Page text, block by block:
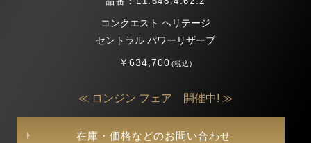
コンクエスト ヘリテージ
セントラル パワーリザーブ
￥634,700(税込)
≪ ロンジン フェア 開催中! ≫
在庫・価格などのお問い合わせ